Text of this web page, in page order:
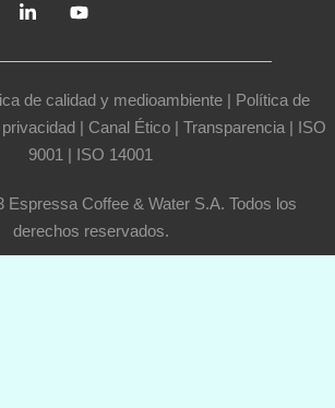
de calidad y medioambiente| Política de
| Canal Ético | Transparencia | ISO
9001 | ISO 14001
Espressa Coffee & Water S.A. Todos los
derechos reservados.